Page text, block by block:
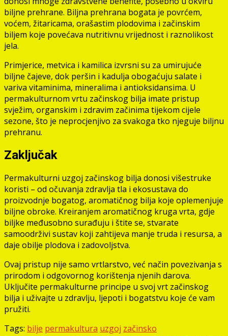
biljne prehrane. Biljna prehrana bogata je povrćem,
voćem, žitaricama, orašastim plodovima i začinskim
biljem koje povećava nutritivnu vrijednost i raznolikost
jela.
Primjerice, metvica i kamilica izvrsni su za umirujuće
biljne čajeve, dok peršin i kadulja obogaćuju salate i
variva vitaminima, mineralima i antioksidansima. U
permakulturnom vrtu začinskog bilja imate pristup
svježim, organskim i zdravim začinima tijekom cijele
sezone, što je neprocjenjivo za svakoga tko njeguje biljnu
prehranu.
Zaključak
Permakulturni uzgoj začinskog bilja donosi višestruke
koristi – od očuvanja zdravlja tla i ekosustava do
proizvodnje bogatog, aromatičnog bilja koje oplemenjuje
biljne obroke. Kreiranjem aromatičnog kruga vrta, gdje
biljke međusobno surađuju i štite se, stvarate
samoodrživi sustav koji zahtijeva manje truda i resursa, a
daje obilje plodova i zadovoljstva.
Ovaj pristup nije samo vrtlarstvo, već način povezivanja s
prirodom i odgovornog korištenja njenih darova.
Uključite permakulturne principe u svoj vrt začinskog
bilja i uživajte u zdravlju, ljepoti i bogatstvu koje će vam
pružiti.
Tags: bilje permakultura uzgoj začinsko